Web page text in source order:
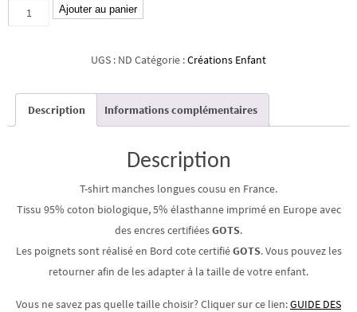
quantité
de
évolutif
manches
mois
Ajouter au panier
UGS : ND Catégorie :Créations Enfant
Description Informations complémentaires
Description
T-shirt manches longues cousu en France.
Tissu 95% coton biologique, 5% élasthanne imprimé en Europe avec
des encres certifiéesGOTS.
Les poignets sont réalisé en Bord cote certifiéGOTS. Vous pouvez les
retourner afin de les adapter à la taille de votre enfant.
Vous ne savez pas quelle taille choisir? Cliquer sur ce lien:GUIDE DES